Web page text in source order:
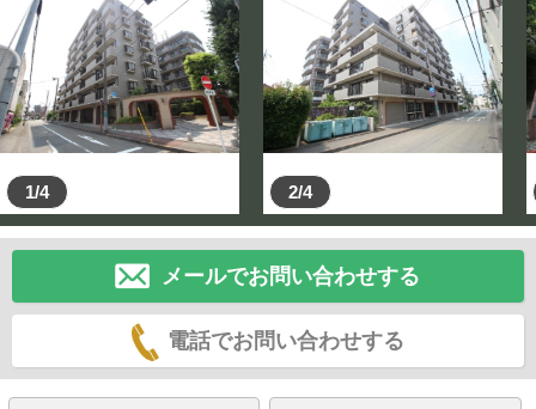
1/4 2/4
メールでお問い合わせする
電話でお問い合わせする